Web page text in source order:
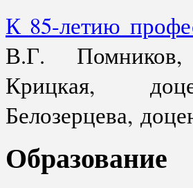
К 85-летию
В.Г.
Крицкая,
Белозерцева,
Образование